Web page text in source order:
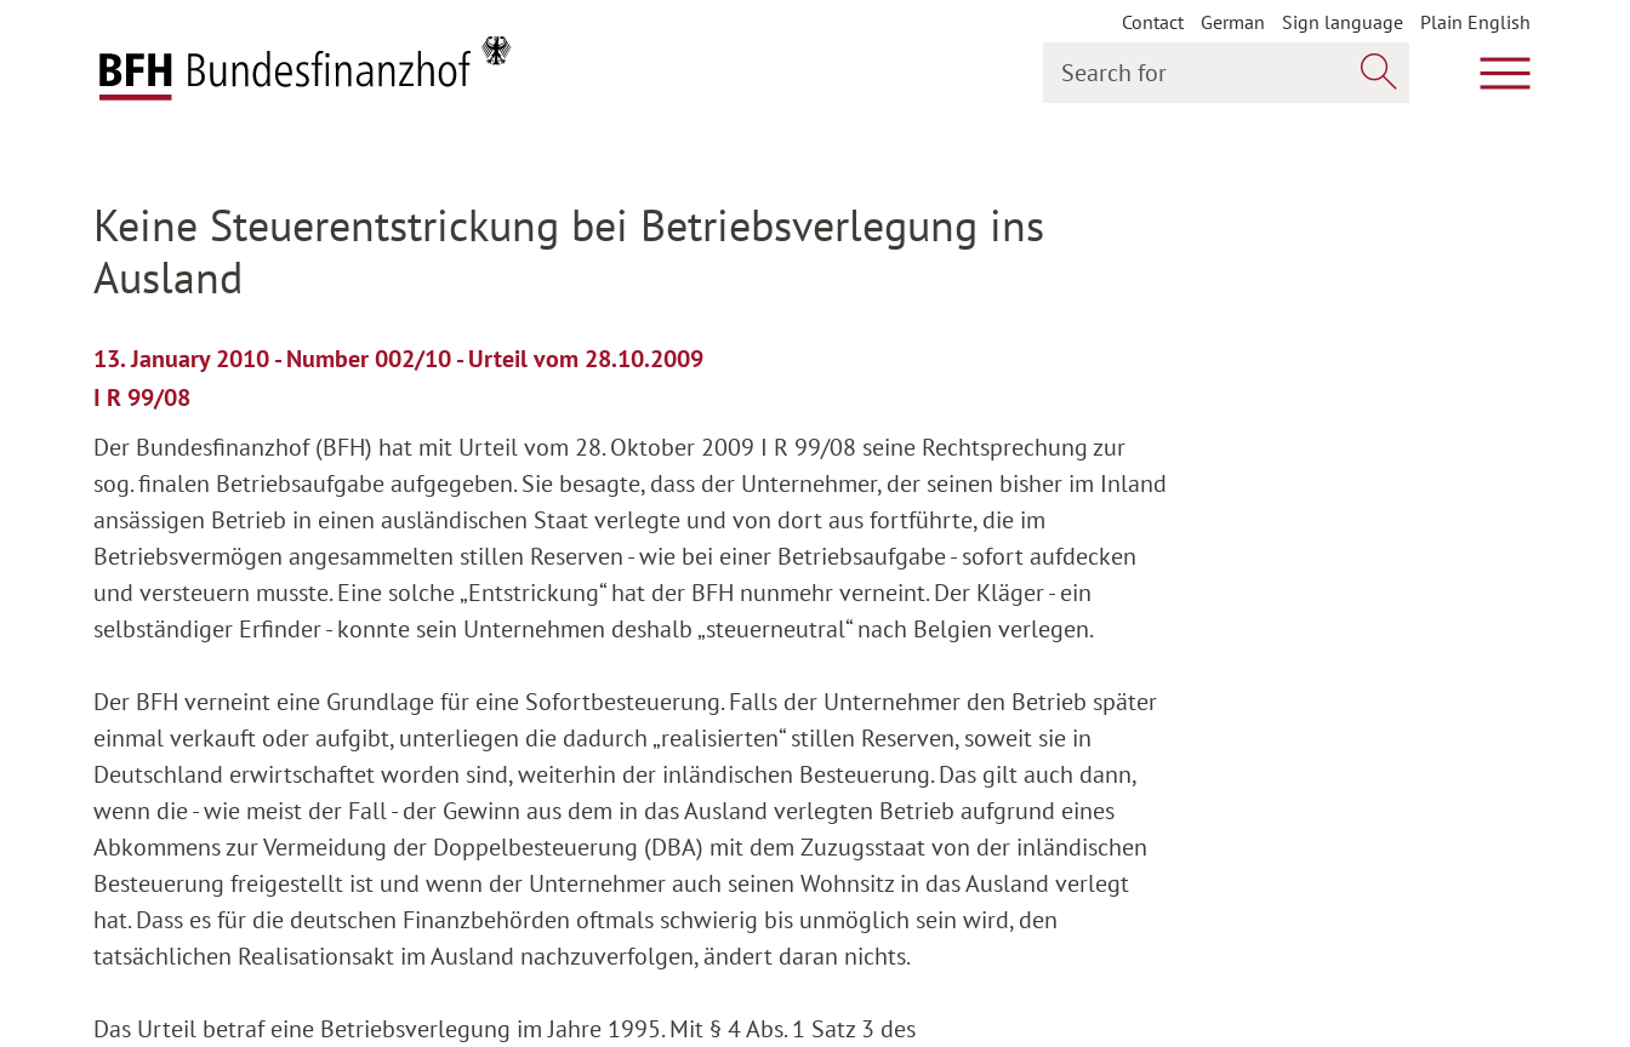
Contact German Sign language
Plain English
Show main
Federal Fiscal Court
Keine Steuerentstrickung bei Betriebsverlegung ins
Ausland
13. January 2010 - Number 002/10 - Urteil vom 28.10.2009
I R 99/08
Der Bundesfinanzhof (BFH) hat mit Urteil vom 28. Oktober 2009 I R 99/08 seine Rechtsprechung zur
sog. finalen Betriebsaufgabe aufgegeben. Sie besagte, dass der Unternehmer, der seinen bisher im Inland
ansässigen Betrieb in einen ausländischen Staat verlegte und von dort aus fortführte, die im
Betriebsvermögen angesammelten stillen Reserven - wie bei einer Betriebsaufgabe - sofort aufdecken
und versteuern musste. Eine solche „Entstrickung“ hat der BFH nunmehr verneint. Der Kläger - ein
selbständiger Erfinder - konnte sein Unternehmen deshalb „steuerneutral“ nach Belgien verlegen.
Der BFH verneint eine Grundlage für eine Sofortbesteuerung. Falls der Unternehmer den Betrieb später
einmal verkauft oder aufgibt, unterliegen die dadurch „realisierten“ stillen Reserven, soweit sie in
Deutschland erwirtschaftet worden sind, weiterhin der inländischen Besteuerung. Das gilt auch dann,
wenn die - wie meist der Fall - der Gewinn aus dem in das Ausland verlegten Betrieb aufgrund eines
Abkommens zur Vermeidung der Doppelbesteuerung (DBA) mit dem Zuzugsstaat von der inländischen
Besteuerung freigestellt ist und wenn der Unternehmer auch seinen Wohnsitz in das Ausland verlegt
hat. Dass es für die deutschen Finanzbehörden oftmals schwierig bis unmöglich sein wird, den
tatsächlichen Realisationsakt im Ausland nachzuverfolgen, ändert daran nichts.
Das Urteil betraf eine Betriebsverlegung im Jahre 1995. Mit § 4 Abs. 1 Satz 3 des